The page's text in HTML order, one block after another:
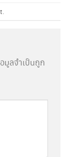
มูลจำเป็นถูก